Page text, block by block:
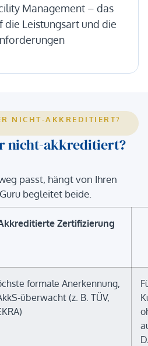
Management – das
die Leistungsart und die
NICHT-AKKREDITIERT?
nicht-akkreditiert?
passt, hängt von Ihren
begleitet beide.
Zertifizierung
formale Anerkennung,
überwacht (z. B. TÜV,